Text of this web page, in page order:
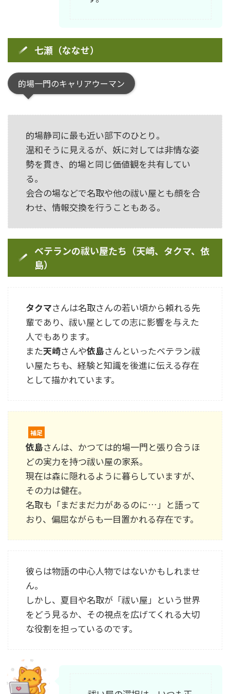
七瀬（ななせ）
的場一門のキャリアウーマン
的場静司に最も近い部下のひとり。
温和そうに見えるが、妖に対しては非情な姿
勢を貫き、的場と同じ価値観を共有してい
る。
会合の場などで名取や他の祓い屋とも顔を合
わせ、情報交換を行うこともある。
ベテランの祓い屋たち（天崎、タクマ、依
島）
タクマさんは名取さんの若い頃から頼れる先
輩であり、祓い屋としての志に影響を与えた
人でもあります。
また天崎さんや依島さんといったベテラン祓
い屋たちも、経験と知識を後進に伝える存在
として描かれています。
補足
依島さんは、かつては的場一門と張り合うほ
どの実力を持つ祓い屋の家系。
現在は森に隠れるように暮らしていますが、
その力は健在。
名取も「まだまだ力があるのに…」と語って
おり、偏屈ながらも一目置かれる存在です。
彼らは物語の中心人物ではないかもしれませ
ん。
しかし、夏目や名取が「祓い屋」という世界
をどう見るか、その視点を広げてくれる大切
な役割を担っているのです。